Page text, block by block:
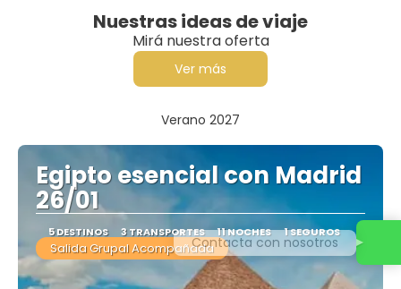
Nuestras ideas de viaje
Mirá nuestra oferta
Ver más
Verano 2027
Egipto esencial con Madrid
26/01
5 DESTINOS 3 TRANSPORTES 11 NOCHES 1 SEGUROS
Salida Grupal AcompañadaContacta con nosotros